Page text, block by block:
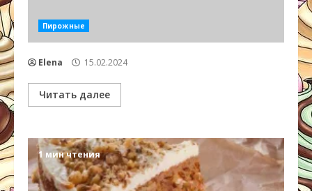
Пирожные
Elena 15.02.2024
Читать далее
1 мин чтения